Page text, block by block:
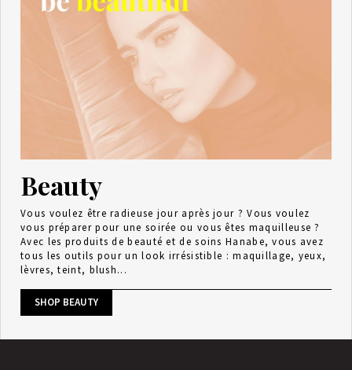
Beauty
Vous voulez être radieuse jour après jour ? Vous voulez
vous préparer pour une soirée ou vous êtes maquilleuse ?
Avec les produits de beauté et de soins Hanabe, vous avez
tous les outils pour un look irrésistible : maquillage, yeux,
lèvres, teint, blush...
SHOP BEAUTY